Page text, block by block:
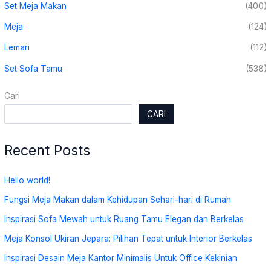
Set Meja Makan (400)
Meja (124)
Lemari (112)
Set Sofa Tamu (538)
Cari
CARI
Recent Posts
Hello world!
Fungsi Meja Makan dalam Kehidupan Sehari-hari di Rumah
Inspirasi Sofa Mewah untuk Ruang Tamu Elegan dan Berkelas
Meja Konsol Ukiran Jepara: Pilihan Tepat untuk Interior Berkelas
Inspirasi Desain Meja Kantor Minimalis Untuk Office Kekinian